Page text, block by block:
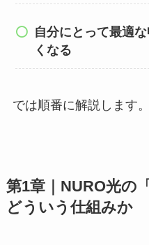
自分にとって最適
くなる
では順番に解説します。
第1章｜NURO光の
どういう仕組みか